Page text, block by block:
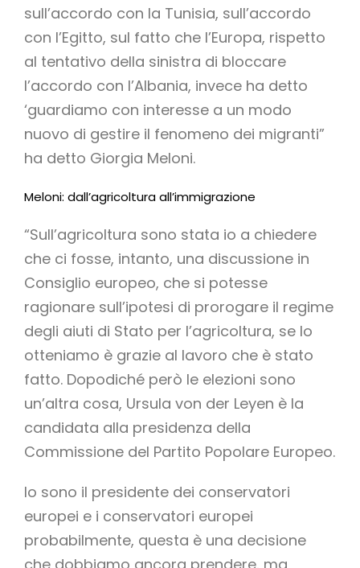
sull’accordo con la Tunisia, sull’accordo
con l’Egitto, sul fatto che l’Europa, rispetto
al tentativo della sinistra di bloccare
l’accordo con l’Albania, invece ha detto
‘guardiamo con interesse a un modo
nuovo di gestire il fenomeno dei migranti”
ha detto Giorgia Meloni.
Meloni: dall’agricoltura all’immigrazione
“Sull’agricoltura sono stata io a chiedere
che ci fosse, intanto, una discussione in
Consiglio europeo, che si potesse
ragionare sull’ipotesi di prorogare il regime
degli aiuti di Stato per l’agricoltura, se lo
otteniamo è grazie al lavoro che è stato
fatto. Dopodiché però le elezioni sono
un’altra cosa, Ursula von der Leyen è la
candidata alla presidenza della
Commissione del Partito Popolare Europeo.
Io sono il presidente dei conservatori
europei e i conservatori europei
probabilmente, questa è una decisione